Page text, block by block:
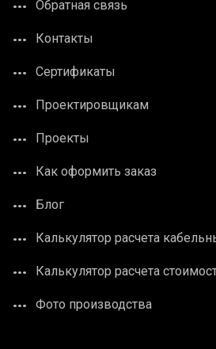
Обратная связь
Контакты
Сертификаты
Проектировщикам
Проекты
Как оформить заказ
Блог
Калькулятор расчета
Калькулятор расчета
Фото производства